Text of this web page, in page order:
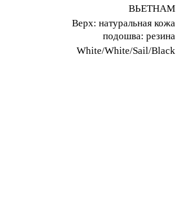
ВЬЕТНАМ
Верх: натуральная кожа
подошва: резина
White/White/Sail/Black